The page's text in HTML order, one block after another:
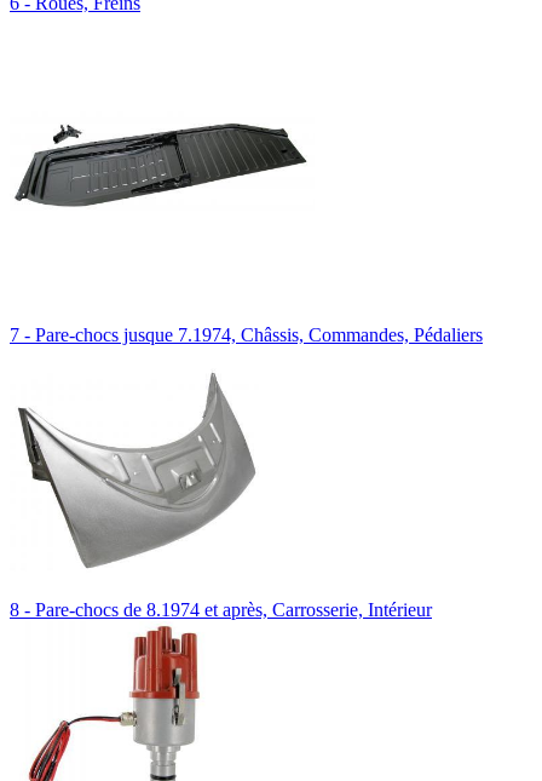
7 - Pare-chocs jusque 7.1974, Châssis, Commandes, Pédaliers
8 - Pare-chocs de 8.1974 et après, Carrosserie, Intérieur